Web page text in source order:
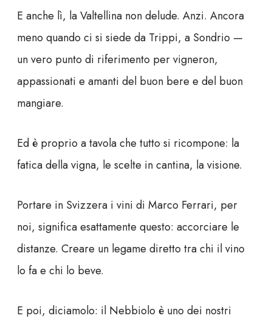
E anche lì, la Valtellina non delude. Anzi. Ancora
meno quando ci si siede da Trippi, a Sondrio —
un vero punto di riferimento per vigneron,
appassionati e amanti del buon bere e del buon
mangiare.
Ed è proprio a tavola che tutto si ricompone: la
fatica della vigna, le scelte in cantina, la visione.
Portare in Svizzera i vini di Marco Ferrari, per
noi, significa esattamente questo: accorciare le
distanze. Creare un legame diretto tra chi il vino
lo fa e chi lo beve.
E poi, diciamolo: il Nebbiolo è uno dei nostri